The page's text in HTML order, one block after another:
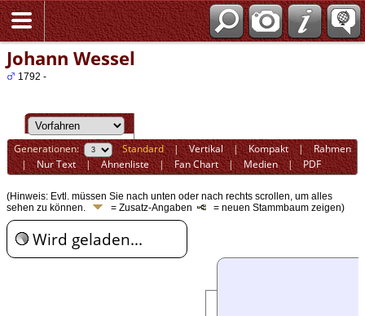
Johann Wessel
1792 -
Generationen: Standard|Vertikal|Kompakt| Rahmen
|Nur Text|Ahnenliste|Fan Chart|Medien|PDF
(Hinweis: Evtl. müssen Sie nach unten oder nach rechts scrollen, um alles
sehen zu können.
= Zusatz-Angaben = neuen Stammbaum zeigen)
Wird geladen...